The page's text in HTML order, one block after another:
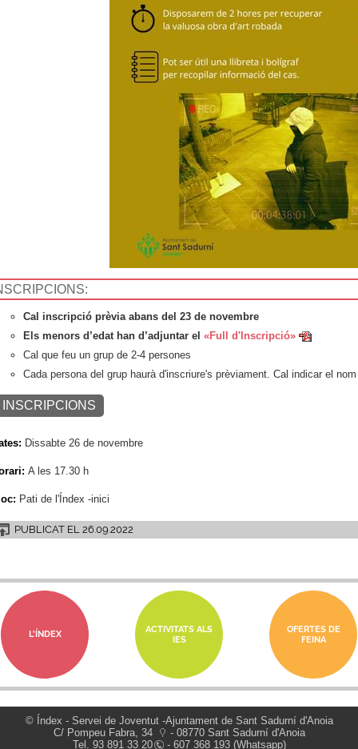
Cal inscripció prèvia abans del 23 de novembre
Els menors d’edat han d’adjuntar el «Full d'Inscripció»
Cal que feu un grup de 2-4 persones
Cada persona del grup haurà d'inscriure's prèviament. Cal indicar el
INSCRIPCIONS
Dissabte 26 de novembre
A les 17.30 h
Pati de l'Índex -inici
PUBLICAT EL 26.09.2022
L'ÍNDEX
ACTIVITATS ALS
IES
OFERTES DE
FEINA
© Índex - Servei de Joventut -Ajuntament de Sant Sadurní d'Anoia
C/ Pompeu Fabra, 34
- 08770 Sant Sadurní d'Anoia
Tel. 93 891 33 20 - 607 368 193 (Whatsapp)